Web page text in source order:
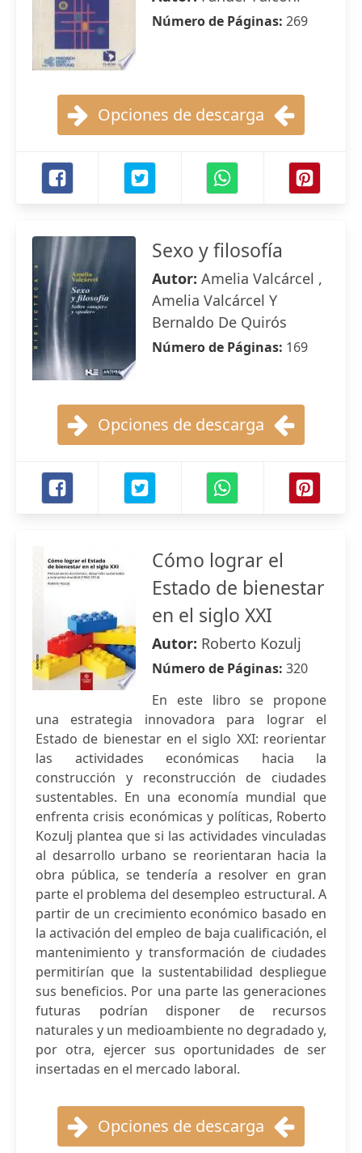
Número de Páginas: 269
Opciones de descarga
Sexo y filosofía
Autor: Amelia Valcárcel ,
Amelia Valcárcel Y
Bernaldo De Quirós
Número de Páginas: 169
Opciones de descarga
Cómo lograr el
Estado de bienestar
en el siglo XXI
Autor: Roberto Kozulj
Número de Páginas: 320
En este libro se propone
una estrategia innovadora para lograr el
Estado de bienestar en el siglo XXI: reorientar
las actividades económicas hacia la
construcción y reconstrucción de ciudades
sustentables. En una economía mundial que
enfrenta crisis económicas y políticas, Roberto
Kozulj plantea que si las actividades vinculadas
al desarrollo urbano se reorientaran hacia la
obra pública, se tendería a resolver en gran
parte el problema del desempleo estructural. A
partir de un crecimiento económico basado en
la activación del empleo de baja cualificación, el
mantenimiento y transformación de ciudades
permitirían que la sustentabilidad despliegue
sus beneficios. Por una parte las generaciones
futuras podrían disponer de recursos
naturales y un medioambiente no degradado y,
por otra, ejercer sus oportunidades de ser
insertadas en el mercado laboral.
Opciones de descarga